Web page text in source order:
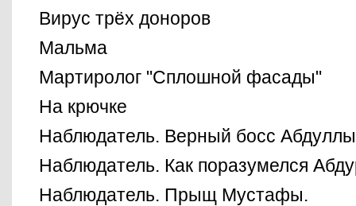
Вирус трёх доноров
Мальма
Мартиролог "Сплошной фасады"
На крючке
Наблюдатель. Верный босс
Наблюдатель. Как поразумелся
Наблюдатель. Прыщ Мустафы.